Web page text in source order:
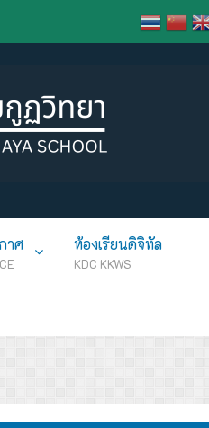
าศ ห้องเรียนดิจิทัล
KDC KKWS